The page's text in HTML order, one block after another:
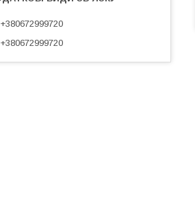
+380672999720
+380672999720